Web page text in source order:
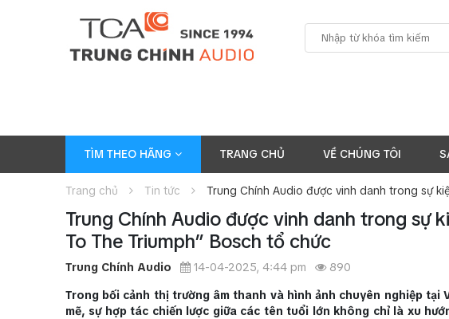
TÌM THEO HÃNG TRANG CHỦ VỀ CHÚNG TÔI
Trang chủ Tin tức Trung Chính Audio được vinh danh trong sự
Trung Chính Audio được vinh danh trong sự
To The Triumph” Bosch tổ chức
Trung Chính Audio 14-04-2025, 4:44 pm
890
Trong bối cảnh thị trường âm thanh và hình ảnh chuyên nghiệp tại
mẽ, sự hợp tác chiến lược giữa các tên tuổi lớn không chỉ là xu